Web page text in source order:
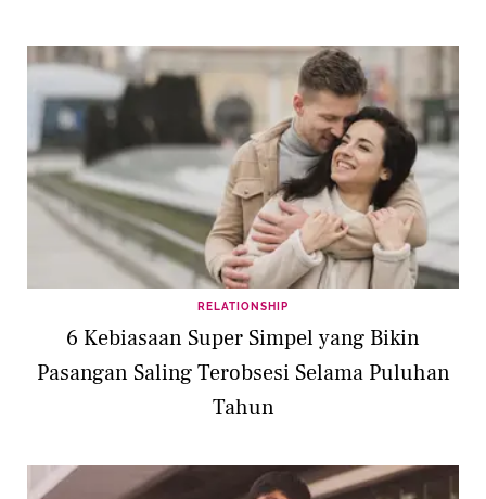
RELATIONSHIP
6 Kebiasaan Super Simpel yang Bikin
Pasangan Saling Terobsesi Selama Puluhan
Tahun